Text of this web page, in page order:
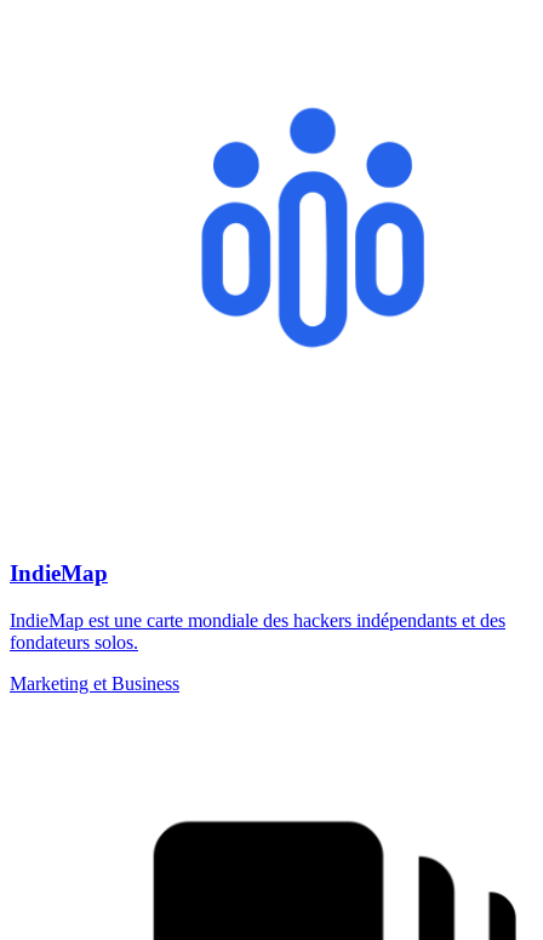
IndieMap
IndieMap est une carte mondiale des hackers indépendants et des
fondateurs solos.
Marketing et Business